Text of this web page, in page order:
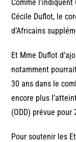
Comme
Cécile Duflot, le
d’Africains
Et Mme Duflot
notamment
30 ans dans le
encore plus
(ODD) prévue pour
Pour soutenir les